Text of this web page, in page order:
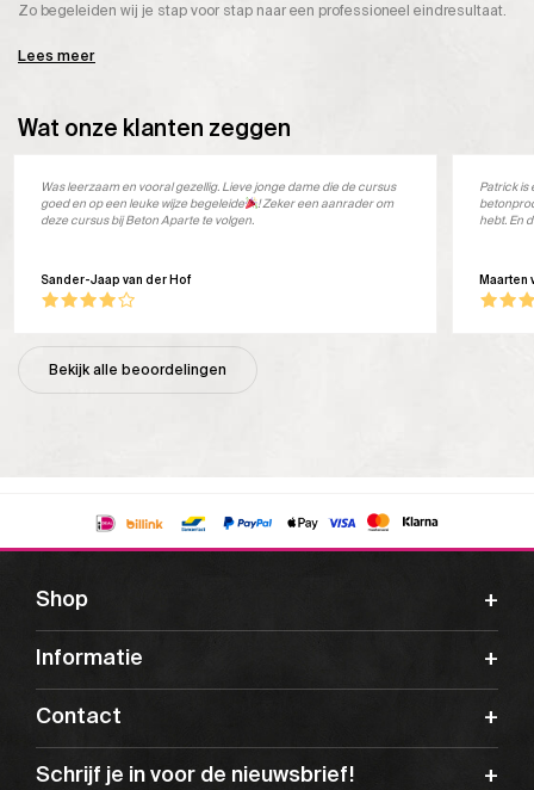
Zo begeleiden wij je stap voor stap naar een professioneel eindresultaat.
Lees meer
Wat onze klanten zeggen
Sander-Jaap van der Hof
Was leerzaam en vooral gezellig. Lieve jonge dame die de cursus
goed en op een leuke wijze begeleide
! Zeker een aanrader om
deze cursus bij Beton Aparte te volgen.
Maarten
Patrick is
hebt. En
Bekijk alle beoordelingen
Shop
Informatie
Contact
Schrijf je in voor de nieuwsbrief!